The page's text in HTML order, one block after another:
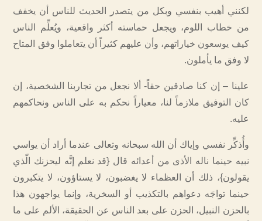
لكنني أهيب بنفسي وبكل من يتصدر الحديث للناس أن يخفف
من خطاب اللوم، ويجعل حماسته أكثر واقعية، ويُعلِّم الناس
كيف يوسعون خياراتهم، وأن عليهم كثيراً أن يتعاملوا وفق المتاح
لا وفق ما يأملون.
علينا – إن كنا صادقين حقاً- ألا نجعل من تجاربنا الشخصية، إن
كان التوفيق ملازماً لنا، معياراً نحكم به على الناس ونحاكمهم
عليه.
وأُذكِّر نفسي وإياك أن الله سبحانه وتعالى عندما أراد أن يواسي
نبيه حينما ناله الأذى من أعدائه قال {قد نعلم إنَّه ليحزنك الّذي
يقولون}، ذلك أن العظماء لا يغضبون، لا يستاؤون، لا يتكبرون
حينما تواجَه دعواهم بالتكذيب أو السخرية، وإنما يواجهون هذا
بالحزن النبيل، الحزن على بعد الناس عن الحقيقة، الألم على ما